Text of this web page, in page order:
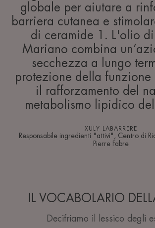
globale per aiutare a
barriera cutanea e
di ceramide 1. L'olio
Mariano combina
secchezza a lungo
protezione della funzione
il rafforzamento del
metabolismo lipidico
XULY LABARRERE
Responsabile ingredienti "attivi", Centro di
Pierre Fabre
IL VOCABOLARIO
Decifriamo il lessico degli